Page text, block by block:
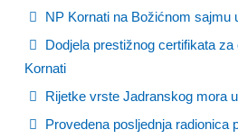
NP Kornati na Božićnom sajmu
Dodjela prestižnog certifikata
Kornati
Rijetke vrste Jadranskog mora
Provedena posljednja radionica